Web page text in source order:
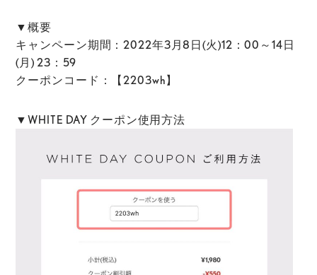
▼概要
キャンペーン期間：2022年3月8日(火)12：00～14日
(月) 23：59
クーポンコード：【2203wh】
▼WHITE DAY クーポン使用方法